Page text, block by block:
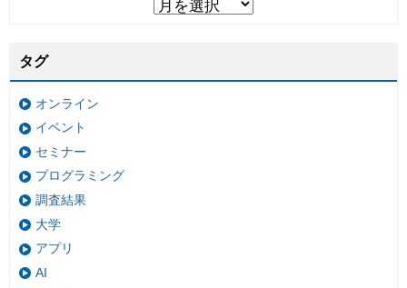
タグ
オンライン
イベント
セミナー
プログラミング
調査結果
大学
アプリ
AI